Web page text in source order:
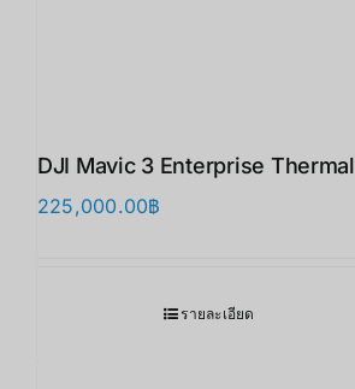
DJI Mavic 3 Enterprise Thermal
225,000.00฿
รายละเอียด